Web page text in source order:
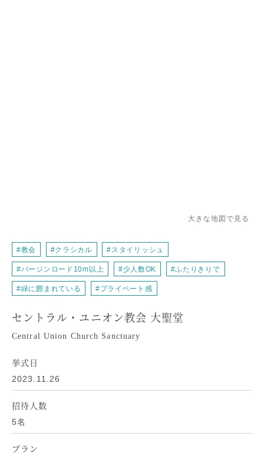
大きな地図で見る
#教会 #クラシカル
#スタイリッシュ
#バージンロード10m以上
#少人数OK
#ふたりきりで
#緑に囲まれている
#プライベート感
セントラル・ユニオン教会 大聖堂
挙式日
2023.11.26
招待人数
5名
プラン